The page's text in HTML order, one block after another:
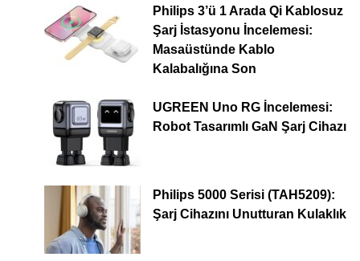
Philips 3’ü 1 Arada Qi Kablosuz
Şarj İstasyonu İncelemesi:
Masaüstünde Kablo
Kalabalığına Son
UGREEN Uno RG İncelemesi:
Robot Tasarımlı GaN Şarj Cihazı
Philips 5000 Serisi (TAH5209):
Şarj Cihazını Unutturan Kulaklık